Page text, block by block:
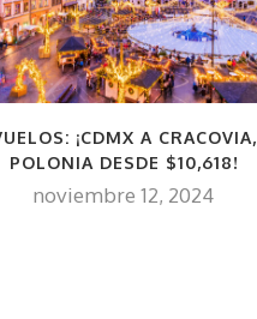
¡CDMX A CRACOVIA,
POLONIA DESDE $10,618!
noviembre 12, 2024